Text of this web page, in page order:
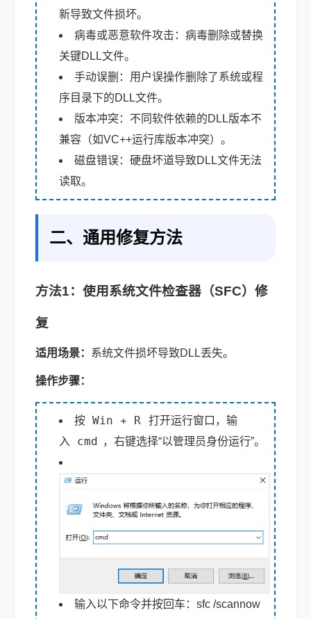
新导致文件损坏。
病毒或恶意软件攻击：病毒删除或替换
关键DLL文件。
手动误删：用户误操作删除了系统或程
序目录下的DLL文件。
版本冲突：不同软件依赖的DLL版本不
兼容（如VC++运行库版本冲突）。
磁盘错误：硬盘坏道导致DLL文件无法
读取。
二、通用修复方法
方法1：使用系统文件检查器（SFC）修
复
适用场景： 系统文件损坏导致DLL丢失。
操作步骤：
按 Win + R
打开运行窗口，输
入
cmd ，右键选择“以管理员身份运行”。
输入以下命令并按回车：sfc /scannow